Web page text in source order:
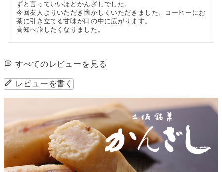
ずと言っていいほどかんざしでした。
今回友人よりいただき懐かしくいただきました。コーヒーにお
茶に引き立てる甘味が口の中に広がります。
高知へ旅したくなりました。
すべてのレビューを見る
レビューを書く